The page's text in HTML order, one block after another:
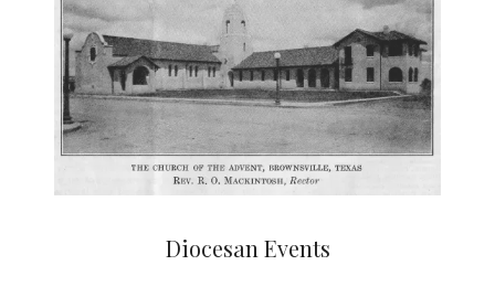
Diocesan Events